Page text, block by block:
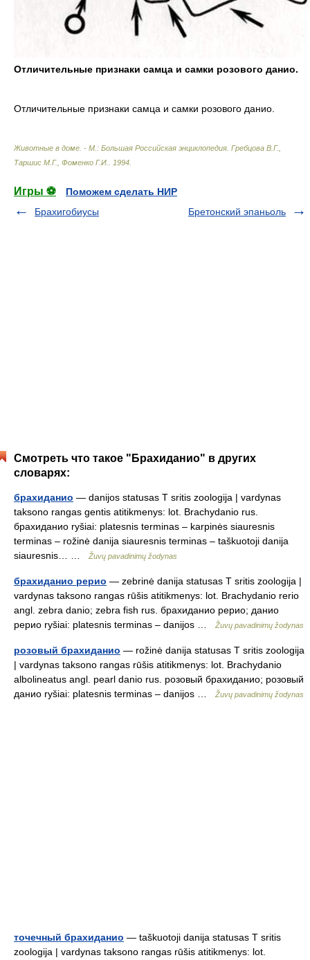
Отличительные признаки самца и самки розового данио.
Отличительные признаки самца и самки розового данио.
Животные в доме. - М.: Большая Российская энциклопедия. Гребцова В.Г.,
Таршис М.Г., Фоменко Г.И.. 1994.
Игры ⚽
Поможем сделать НИР
Брахигобиусы
Бретонский эпаньоль
Смотреть что такое "Брахиданио" в других
словарях:
брахиданио — danijos statusas T sritis zoologija | vardynas
taksono rangas gentis atitikmenys: lot. Brachydanio rus.
брахиданио ryšiai: platesnis terminas – karpinės siauresnis
terminas – rožinė danija siauresnis terminas – taškuotoji danija
siauresnis… …
Žuvų pavadinimų žodynas
брахиданио рерио — zebrinė danija statusas T sritis zoologija |
vardynas taksono rangas rūšis atitikmenys: lot. Brachydanio rerio
angl. zebra danio; zebra fish rus. брахиданио рерио; данио
рерио ryšiai: platesnis terminas – danijos …
Žuvų pavadinimų žodynas
розовый брахиданио — rožinė danija statusas T sritis zoologija
| vardynas taksono rangas rūšis atitikmenys: lot. Brachydanio
albolineatus angl. pearl danio rus. розовый брахиданио; розовый
данио ryšiai: platesnis terminas – danijos …
Žuvų pavadinimų žodynas
точечный брахиданио — taškuotoji danija statusas T sritis
zoologija | vardynas taksono rangas rūšis atitikmenys: lot.